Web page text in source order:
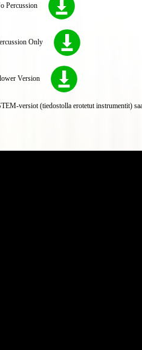
Percussion
Only
Version
versiot (tiedostolla erotetut instrumentit)